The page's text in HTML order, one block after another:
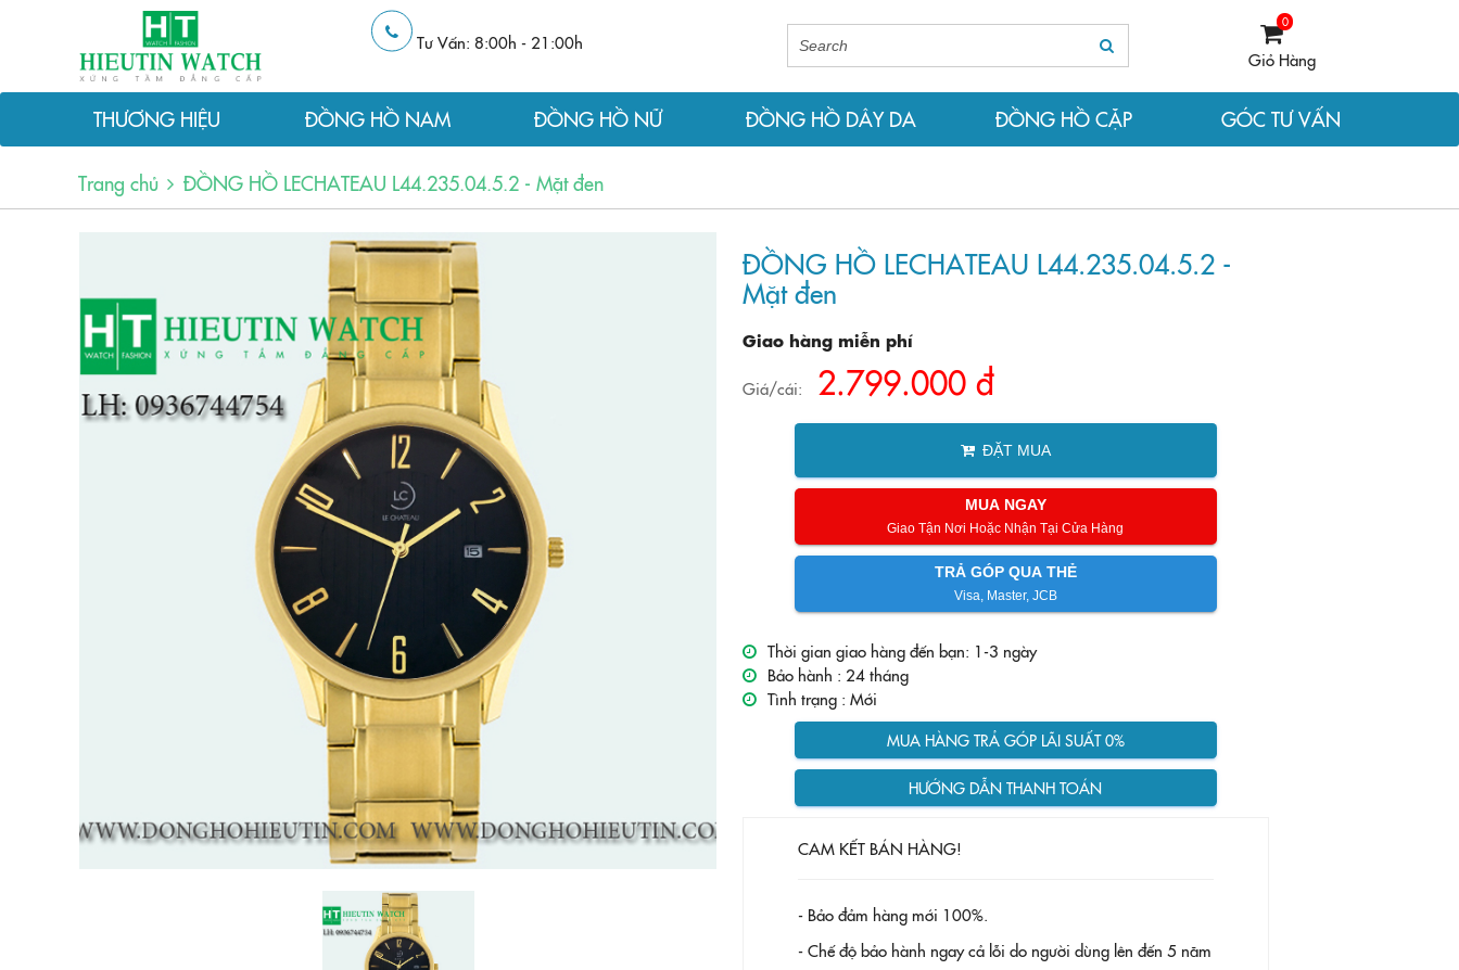
Tư Vấn: 8:00h - 21:00h
0
Giỏ Hàng
THƯƠNG HIỆU ĐỒNG HỒ NAM ĐỒNG HỒ NỮ ĐỒNG HỒ DÂY DA ĐỒNG HỒ CẶP GÓC TƯ VẤN
Trang chủ ĐỒNG HỒ LECHATEAU L44.235.04.5.2 - Mặt đen
ĐỒNG HỒ LECHATEAU L44.235.04.5.2 -
Mặt đen
Giao hàng miễn phí
Giá/cái: 2.799.000 đ
ĐẶT MUA
MUA NGAY
Giao Tận Nơi Hoặc Nhận Tại Cửa Hàng
TRẢ GÓP QUA THẺ
Visa, Master, JCB
Thời gian giao hàng đến bạn: 1-3 ngày
Bảo hành : 24 tháng
Tình trạng : Mới
MUA HÀNG TRẢ GÓP LÃI SUẤT 0%
HƯỚNG DẪN THANH TOÁN
CAM KẾT BÁN HÀNG!
- Bảo đảm hàng mới 100%.
- Chế độ bảo hành ngay cả lỗi do người dùng lên đến 5 năm